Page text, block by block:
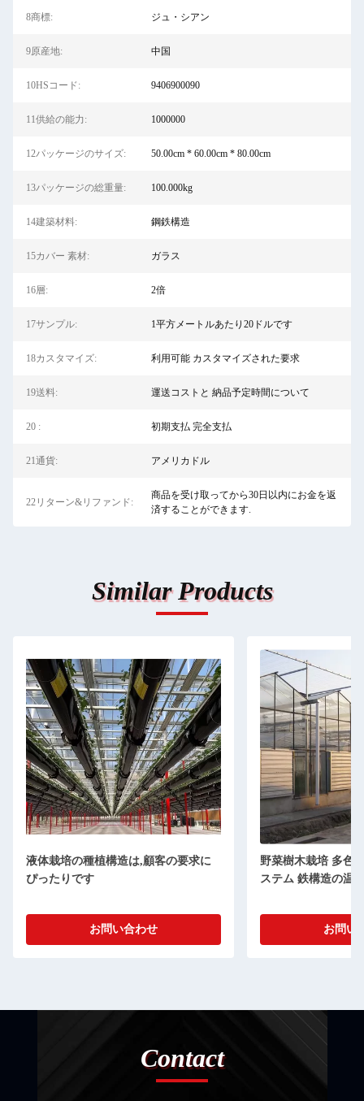
8商標: ジュ・シアン
9原産地: 中国
10HSコード: 9406900090
11供給の能力: 1000000
12パッケージのサイズ: 50.00cm * 60.00cm * 80.00cm
13パッケージの総重量: 100.000kg
14建築材料: 鋼鉄構造
15カバー 素材: ガラス
16層: 2倍
17サンプル: 1平方メートルあたり20ドルです
18カスタマイズ: 利用可能 カスタマイズされた要求
19送料: 運送コストと 納品予定時間について
20 : 初期支払 完全支払
21通貨: アメリカドル
22リターン&リファンド:
商品を受け取ってから30日以内にお金を返
済することができます.
Similar Products
液体栽培の種植構造は,顧客の要求に
ぴったりです
お問い合わせ
野菜樹木栽培 多色
ステム 鉄構造の温
お問い
Contact